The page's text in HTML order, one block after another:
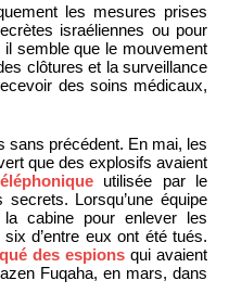
les mesures prises
israéliennes ou pour
il semble que le mouvement
clôtures et la surveillance
des soins médicaux,
sans précédent. En mai, les
que des explosifs avaient
utilisée par le
Lorsqu’une équipe
la cabine pour enlever les
d’entre eux ont été tués.
des espionsqui avaient
Fuqaha, en mars, dans